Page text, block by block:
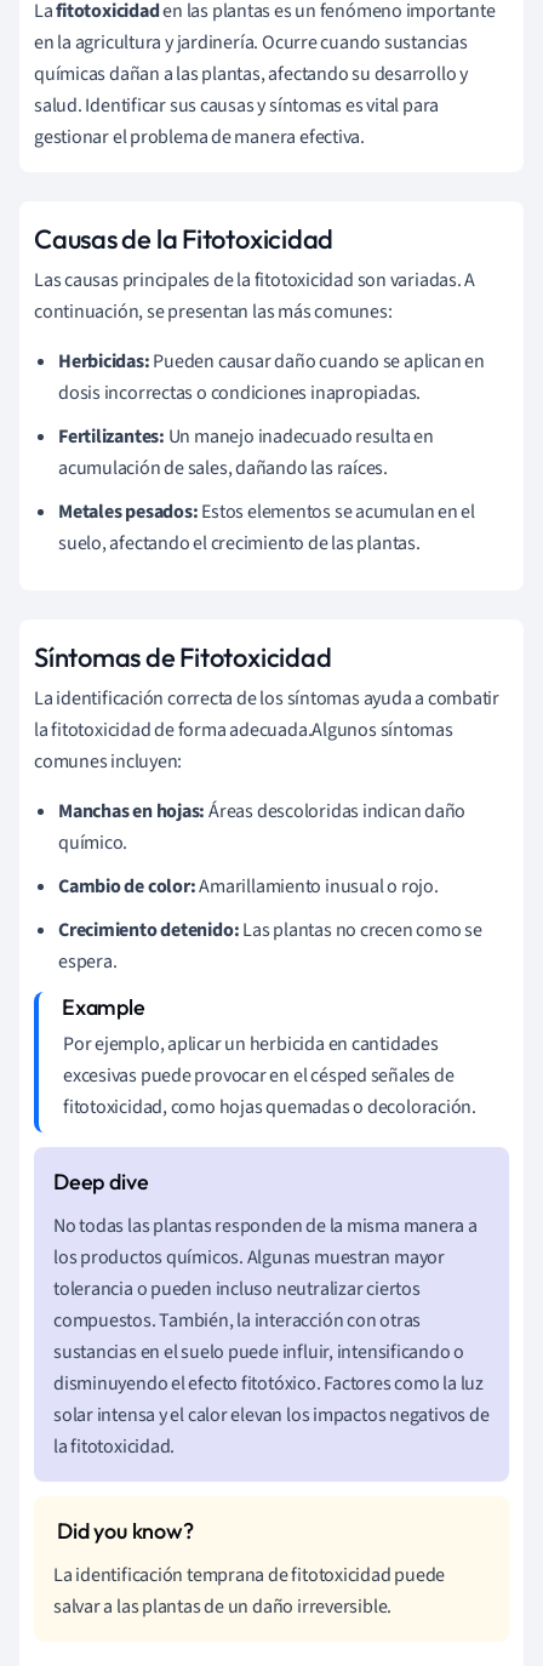
Lafitotoxicidaden las plantas es un fenómeno importante
en la agricultura y jardinería. Ocurre cuando sustancias
químicas dañan a las plantas, afectando su desarrollo y
salud. Identificar sus causas y síntomas es vital para
gestionar el problema de manera efectiva.
Causas de la Fitotoxicidad
Las causas principales de la fitotoxicidad son variadas. A
continuación, se presentan las más comunes:
Herbicidas:Pueden causar daño cuando se aplican en
dosis incorrectas o condiciones inapropiadas.
Fertilizantes: Un manejo inadecuado resulta en
acumulación de sales, dañando las raíces.
Metales pesados:Estos elementos se acumulan en el
suelo, afectando el crecimiento de las plantas.
Síntomas de Fitotoxicidad
La identificación correcta de los síntomas ayuda a combatir
la fitotoxicidad de forma adecuada.Algunos síntomas
comunes incluyen:
Manchas en hojas:Áreas descoloridas indican daño
químico.
Cambio de color:Amarillamiento inusual o rojo.
Crecimiento detenido:Las plantas no crecen como se
espera.
Por ejemplo, aplicar un herbicida en cantidades
excesivas puede provocar en el césped señales de
fitotoxicidad, como hojas quemadas o decoloración.
No todas las plantas responden de la misma manera a
los productos químicos. Algunas muestran mayor
tolerancia o pueden incluso neutralizar ciertos
compuestos. También, la interacción con otras
sustancias en el suelo puede influir, intensificando o
disminuyendo el efecto fitotóxico. Factores como la luz
solar intensa y el calor elevan los impactos negativos de
la fitotoxicidad.
La identificación temprana de fitotoxicidad puede
salvar a las plantas de un daño irreversible.